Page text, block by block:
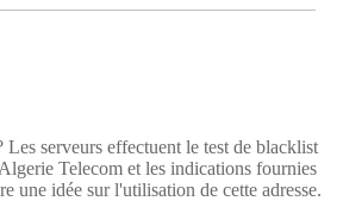
Les serveurs effectuent le test de blacklist
Telecom et les indications fournies
une idée sur l'utilisation de cette adresse.